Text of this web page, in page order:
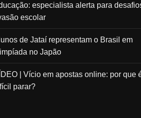
especialista alerta para
escolar
de Jataí representam o Brasil em
no Japão
| Vício em apostas online: por que
parar?